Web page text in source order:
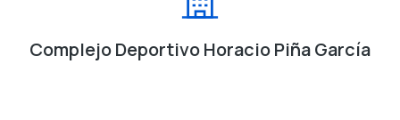
Complejo Deportivo Horacio Piña García